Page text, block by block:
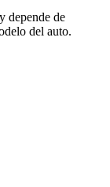
depende de
del auto.